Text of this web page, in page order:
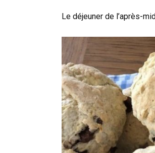
Le déjeuner de l’après-